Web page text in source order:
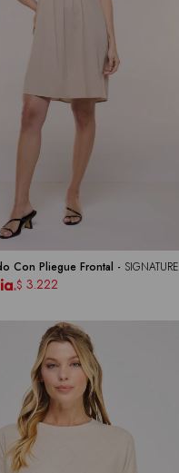
Con Pliegue Frontal - SIGNATURE
$ 3.222